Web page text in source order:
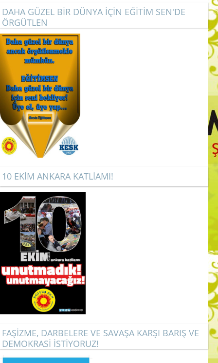
DAHA GÜZEL BİR DÜNYA İÇİN EĞİTİM SEN'DE
ÖRGÜTLEN
10 EKİM ANKARA KATLİAMI!
FAŞİZME, DARBELERE VE SAVAŞA KARŞI BARIŞ VE
DEMOKRASİ İSTİYORUZ!